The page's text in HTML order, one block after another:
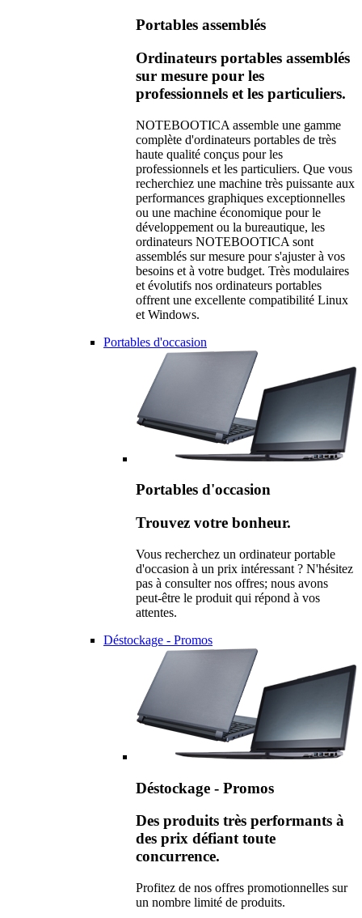
Portables assemblés
Ordinateurs portables assemblés
sur mesure pour les
professionnels et les particuliers.
NOTEBOOTICA assemble une gamme
complète d'ordinateurs portables de très
haute qualité conçus pour les
professionnels et les particuliers. Que vous
recherchiez une machine très puissante aux
performances graphiques exceptionnelles
ou une machine économique pour le
développement ou la bureautique, les
ordinateurs NOTEBOOTICA sont
assemblés sur mesure pour s'ajuster à vos
besoins et à votre budget. Très modulaires
et évolutifs nos ordinateurs portables
offrent une excellente compatibilité Linux
et Windows.
Portables d'occasion
Portables d'occasion
Trouvez votre bonheur.
Vous recherchez un ordinateur portable
d'occasion à un prix intéressant ? N'hésitez
pas à consulter nos offres; nous avons
peut-être le produit qui répond à vos
attentes.
Déstockage - Promos
Déstockage - Promos
Des produits très performants à
des prix défiant toute
concurrence.
Profitez de nos offres promotionnelles sur
un nombre limité de produits.